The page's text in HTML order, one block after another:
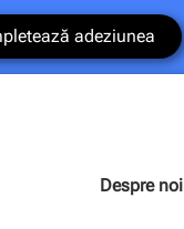
adeziunea
Despre noi